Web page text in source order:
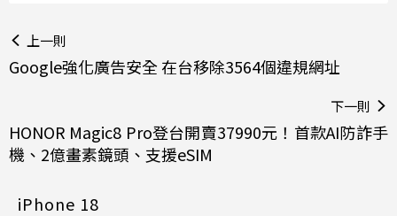
上一則
Google強化廣告安全 在台移除3564個違規網址
下一則
HONOR Magic8 Pro登台開賣37990元！首款AI防詐手
機、2億畫素鏡頭、支援eSIM
iPhone 18